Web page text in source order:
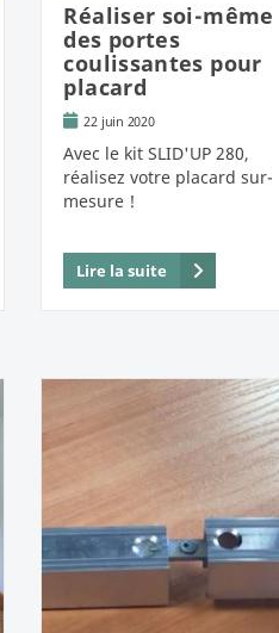
Réaliser soi-même
des portes
coulissantes pour
placard
22 juin 2020
Avec le kit SLID'UP 280,
réalisez votre placard sur-
mesure !
Lire la suite